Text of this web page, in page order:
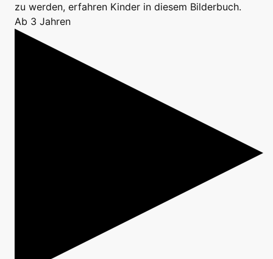
zu werden, erfahren Kinder in diesem Bilderbuch.
Ab 3 Jahren